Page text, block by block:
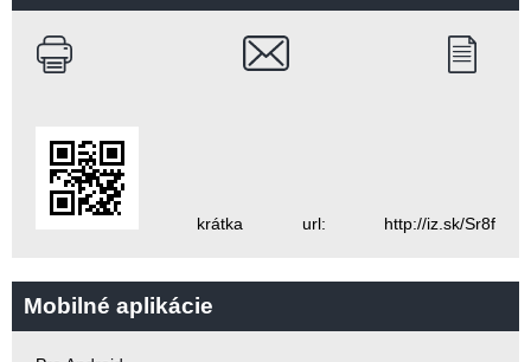
krátka url: http://iz.sk/Sr8f
Mobilné aplikácie